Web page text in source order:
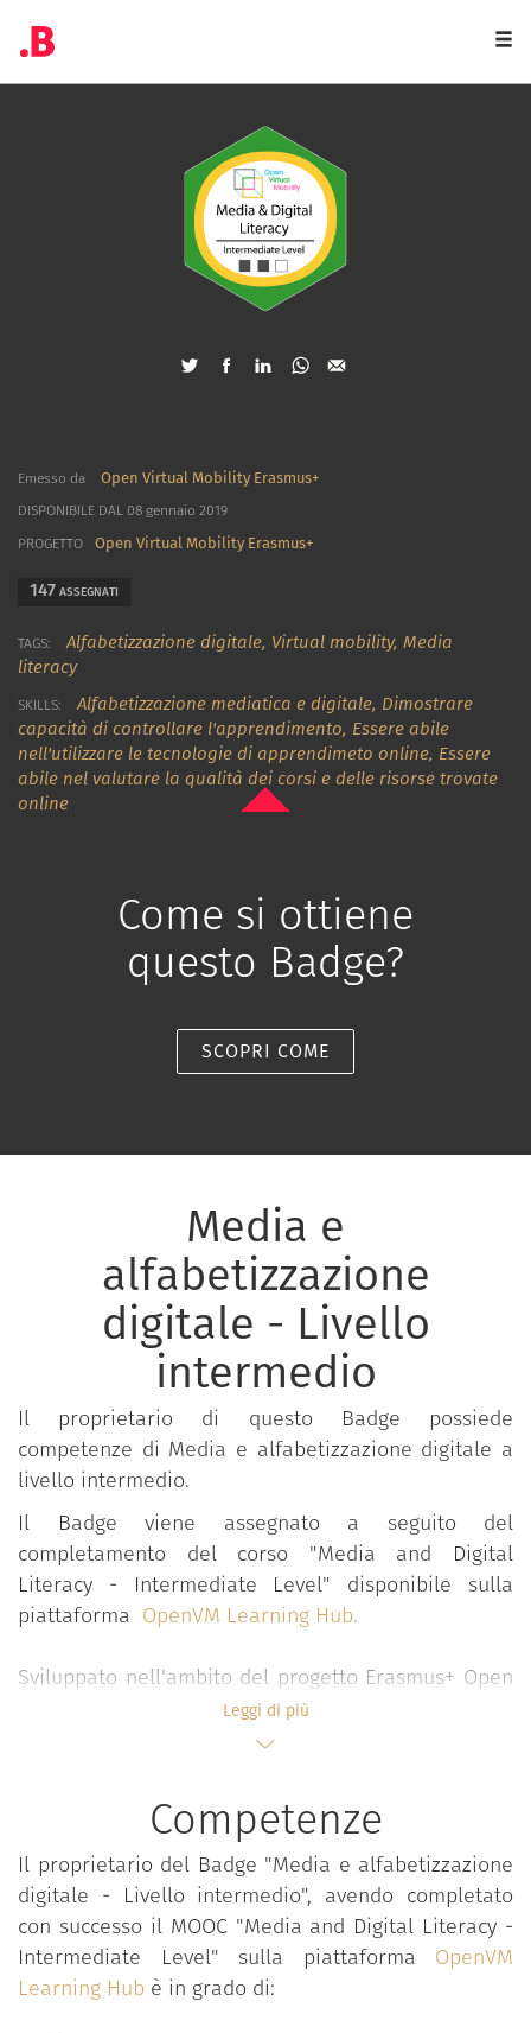
Emesso da Open Virtual Mobility Erasmus+
DISPONIBILE DAL 08 gennaio 2019
PROGETTO
Open Virtual Mobility Erasmus+
147 ASSEGNATI
TAGS: Alfabetizzazione digitale, Virtual mobility, Media
literacy
SKILLS: Alfabetizzazione mediatica e digitale, Dimostrare
capacità di controllare l'apprendimento, Essere abile
nell'utilizzare le tecnologie di apprendimeto online, Essere
abile nel valutare la qualità dei corsi e delle risorse trovate
online
Come si ottiene
questo Badge?
SCOPRI COME
Media e
alfabetizzazione
digitale - Livello
intermedio
Il proprietario di questo Badge possiede
competenze di Media e alfabetizzazione digitale a
livello intermedio.
Il Badge viene assegnato a seguito del
completamento del corso "Media and Digital
Literacy - Intermediate Level" disponibile sulla
piattaforma OpenVM Learning Hub.
Sviluppato nell'ambito del progetto Erasmus+ Open
Virtual Mobility, il MOOC "Media and Digital Literacy
- Intermediate Level" fornisce a insegnanti, studenti
dell'istruzione superiore, le competenze di Media e
alfabetizzazione digitale necessarie per operare in
mobilità virtuale, quali:
conoscenza e consapevolezza sullafilter
bubblee su come evitare di incorrere nei suoi
tranelli;
Leggi di più
Competenze
Il proprietario del Badge "Media e alfabetizzazione
digitale - Livello intermedio", avendo completato
con successo il MOOC "Media and Digital Literacy -
Intermediate Level" sulla piattaforma OpenVM
Learning Hub è in grado di: